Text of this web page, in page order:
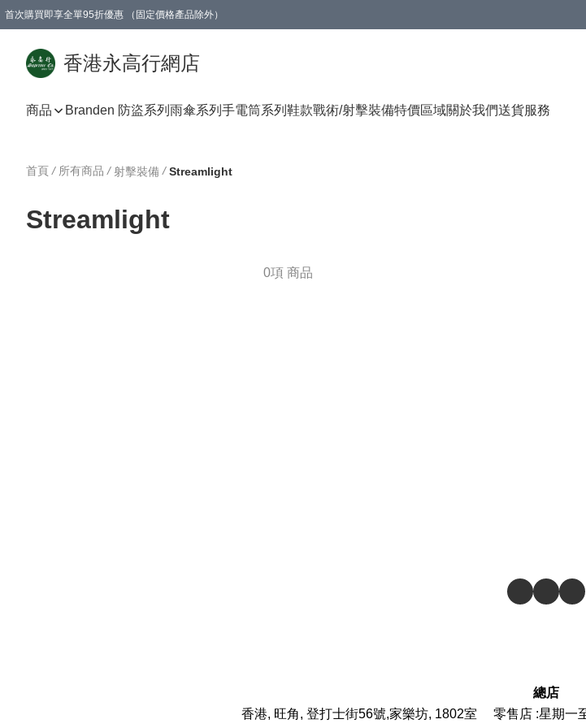
首次購買即享全單95折優惠 （固定價格產品除外）
香港永高行網店
商品 Branden 防盜系列 雨傘系列 手電筒系列 鞋款戰術/射擊裝備特價區域關於我們送貨服務
首頁 / 所有商品 / 射擊裝備 / Streamlight
Streamlight
0項 商品
總店
香港, 旺角, 登打士街56號,家樂坊, 1802室 零售店 :星期一